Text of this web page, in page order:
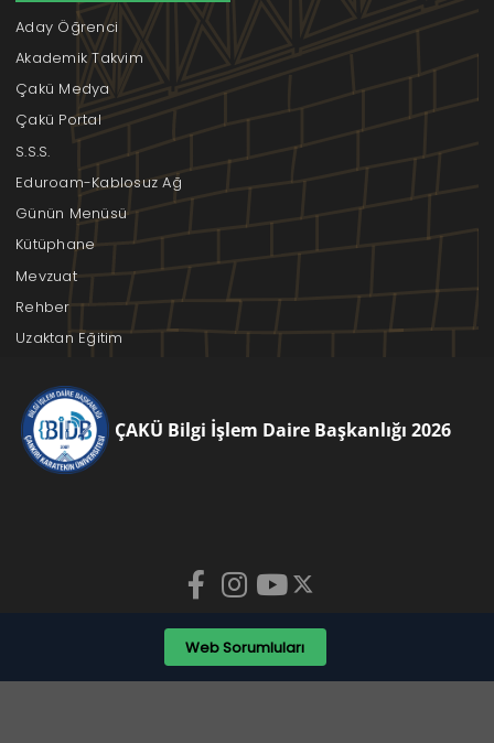
Aday Öğrenci
Akademik Takvim
Çakü Medya
Çakü Portal
S.S.S.
Eduroam-Kablosuz Ağ
Günün Menüsü
Kütüphane
Mevzuat
Rehber
Uzaktan Eğitim
ÇAKÜ Bilgi İşlem Daire Başkanlığı 2026
Web Sorumluları